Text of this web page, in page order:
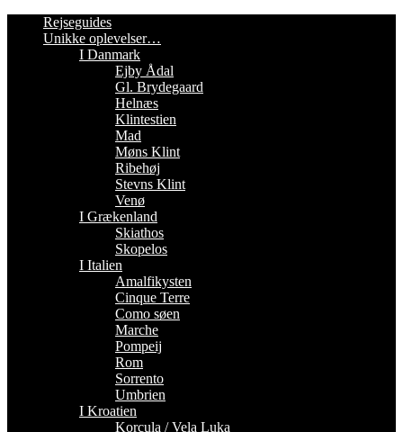
Rejseguides
Unikke oplevelser…
I Danmark
Ejby Ådal
Gl. Brydegaard
Helnæs
Klintestien
Mad
Møns Klint
Ribehøj
Stevns Klint
Venø
I Grækenland
Skiathos
Skopelos
I Italien
Amalfikysten
Cinque Terre
Como søen
Marche
Pompeij
Rom
Sorrento
Umbrien
I Kroatien
Korcula / Vela Luka